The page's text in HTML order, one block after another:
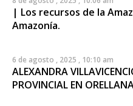
| Los recursos de la
Amazonía.
6 de agosto , 2025 , 10:10 am
ALEXANDRA
PROVINCIAL EN